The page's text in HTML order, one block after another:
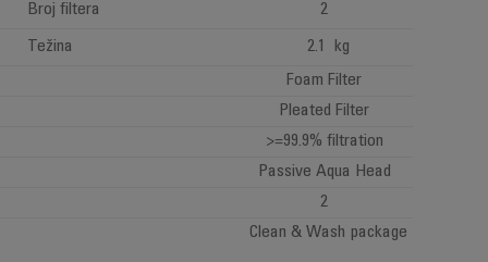
Broj filtera
2
Težina
2.1 kg
Foam Filter
Pleated Filter
>=99.9% filtration
Passive Aqua Head
2
Clean & Wash package